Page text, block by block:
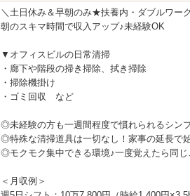
＼土日休み＆早朝のみ★扶養内・ダブルワー
朝のスキマ時間で収入アップ♪未経験OK
▼オフィスビルの日常清掃
・廊下や階段の掃き掃除、拭き掃除
・掃除機掛け
・ゴミ回収 など
◎未経験の方も一週間程度で慣れられるシン
◎特殊な清掃道具は一切なし！家事の延長で
◎モクモク集中できる環境♪一度覚えたら同じ
＜月収例＞